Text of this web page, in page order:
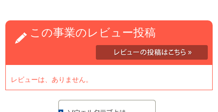
この事業のレビュー投稿
レビューは、ありません。